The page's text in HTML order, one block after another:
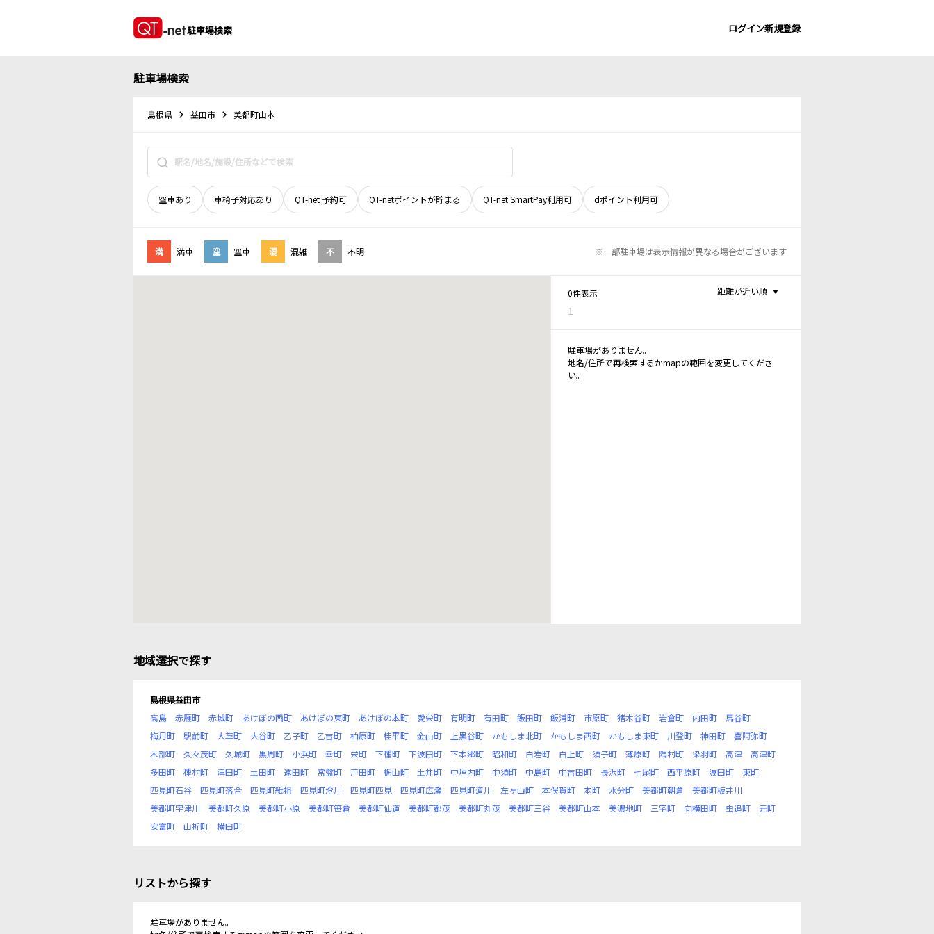
駐車場検索 ログイン新規登録
駐車場検索
島根県 益田市 美都町山本
空車あり 車椅子対応あり QT-net 予約可 QT-netポイントが貯まる QT-net SmartPay利用可 dポイント利用可
満 満車 空 空車 混 混雑 不 不明 ※一部駐車場は表示情報が異なる場合がございます
0件表示
1
距離が近い順
駐車場がありません。
地名/住所で再検索するかmapの範囲を変更してくださ
い。
地域選択で探す
島根県益田市
高島
赤雁町 赤城町 あけぼの西町 あけぼの東町 あけぼの本町 愛栄町 有明町 有田町 飯田町 飯浦町 市原町 猪木谷町 岩倉町 内田町
馬谷町
梅月町
駅前町 大草町 大谷町 乙子町 乙吉町 柏原町 桂平町 金山町 上黒谷町 かもしま北町 かもしま西町 かもしま東町 川登町 神田町
喜阿弥町
木部町
久々茂町 久城町 黒周町 小浜町 幸町 栄町 下種町 下波田町 下本郷町 昭和町 白岩町 白上町 須子町 薄原町 隅村町 染羽町 高津
高津町
多田町
種村町 津田町 土田町 遠田町 常盤町 戸田町 栃山町 土井町 中垣内町 中須町 中島町 中吉田町 長沢町 七尾町 西平原町 波田町
東町
匹見町石谷
匹見町落合 匹見町紙祖 匹見町澄川 匹見町匹見 匹見町広瀬 匹見町道川 左ヶ山町 本俣賀町 本町 水分町 美都町朝倉
美都町板井川
美都町宇津川
美都町久原 美都町小原 美都町笹倉 美都町仙道 美都町都茂 美都町丸茂 美都町三谷 美都町山本 美濃地町 三宅町 向横田町 虫追町
元町
安富町
山折町 横田町
リストから探す
駐車場がありません。